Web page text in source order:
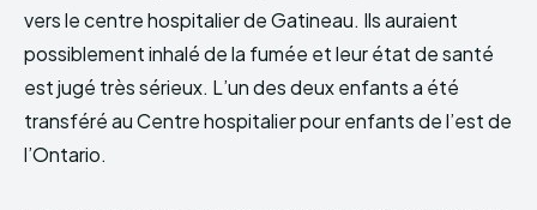
vers le centre hospitalier de Gatineau. Ils auraient
possiblement inhalé de la fumée et leur état de santé
est jugé très sérieux. L’un des deux enfants a été
transféré au Centre hospitalier pour enfants de l’est de
l’Ontario.